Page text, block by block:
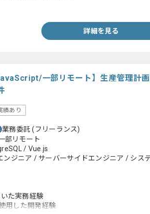
詳細を見る
一部リモート】生産管理計
績あり
業務委託(フリーランス)
部リモート
/ Vue.js
ンジニア / サーバーサイドエンジニア / シス
た実務経験
用した開発経験